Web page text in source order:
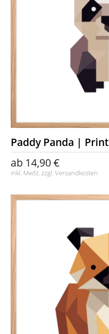
Paddy Panda | Print
ab 14,90 €
inkl. MwSt. zzgl.Versandkosten